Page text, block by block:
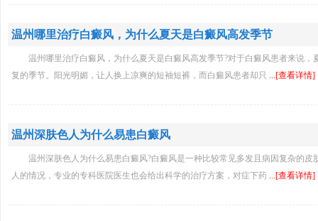
温州哪里治疗白癜风，为什么夏天是白癜风高发季节
温州哪里治疗白癜风，为什么夏天是白癜风高发季节?对于白癜风患者来说
复的季节。阳光明媚，让人换上凉爽的短袖短裤，而白癜风患者却只 ...[查看详情]
温州深肤色人为什么易患白癜风
温州深肤色人为什么易患白癜风?白癜风是一种比较常见多发且病因复杂的
人的情况，专业的专科医院医生也会给出科学的治疗方案，对症下药 ...[查看详情]